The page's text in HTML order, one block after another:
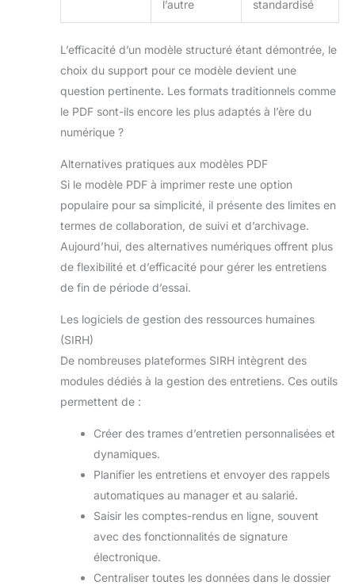
ou un vidéoprojecteur),
dédié.
Design Mince
et Charnière Robust: Ce
PC portable au look
agréable à l’œil. La
permet de coucher l’écran
partager un film sans
Un Excellent Rapport
Qualité/Prix: À la
recherche d’un ordinateur
portable bon marché mais
meilleur allié des
utilisateurs occasionnels.
Il combine 6 Go de RAM
processeur efficient pour
l’autre
standardisé
L’efficacité d’un modèle structuré étant démontrée, le
choix du support pour ce modèle devient une
question pertinente. Les formats traditionnels comme
le PDF sont-ils encore les plus adaptés à l’ère du
numérique ?
Alternatives pratiques aux modèles PDF
Si le modèle PDF à imprimer reste une option
populaire pour sa simplicité, il présente des limites en
termes de collaboration, de suivi et d’archivage.
Aujourd’hui, des alternatives numériques offrent plus
de flexibilité et d’efficacité pour gérer les entretiens
de fin de période d’essai.
Les logiciels de gestion des ressources humaines
(SIRH)
De nombreuses plateformes SIRH intègrent des
modules dédiés à la gestion des entretiens. Ces outils
permettent de :
Créer des trames d’entretien personnalisées et
dynamiques.
Planifier les entretiens et envoyer des rappels
automatiques au manager et au salarié.
Saisir les comptes-rendus en ligne, souvent
avec des fonctionnalités de signature
électronique.
Centraliser toutes les données dans le dossier